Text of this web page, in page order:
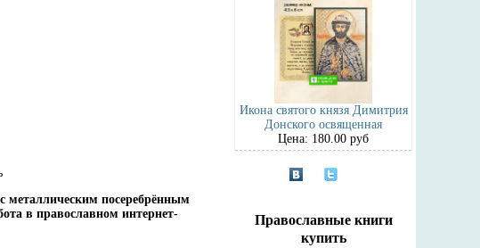
металлическим посеребрённым
в православном интернет-
Икона святого князя Димитрия
Донского освященная
Цена: 180.00 руб
Православные книги
купить